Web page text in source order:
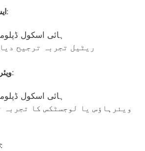
:
ہائی اسکول
ریٹیل تجربہ ترجیح
:
ہائی اسکول
ویئرہاؤس یا لوجسٹکس کا تجربہ
: